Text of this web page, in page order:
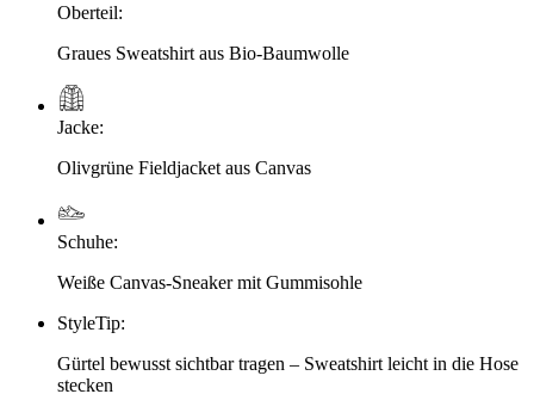
Oberteil:
Graues Sweatshirt aus Bio-Baumwolle
Jacke:
Olivgrüne Fieldjacket aus Canvas
Schuhe:
Weiße Canvas-Sneaker mit Gummisohle
StyleTip:
Gürtel bewusst sichtbar tragen – Sweatshirt leicht in die Hose
stecken